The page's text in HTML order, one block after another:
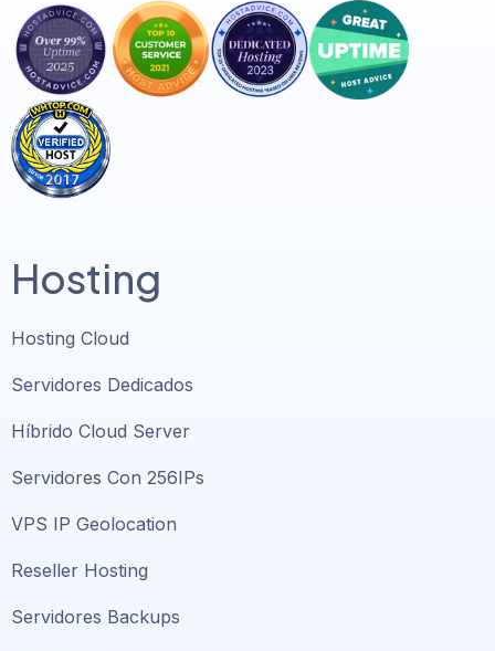
Hosting
Hosting Cloud
Servidores Dedicados
Híbrido Cloud Server
Servidores Con 256IPs
VPS IP Geolocation
Reseller Hosting
Servidores Backups